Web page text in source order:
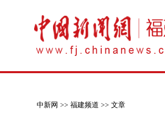
中新网 >> 福建频道 >> 文章